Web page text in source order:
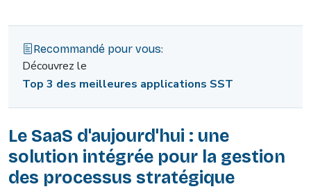
Recommandé pour vous:
Découvrez le
Top 3 des meilleures applications SST
Le SaaS d'aujourd'hui : une
solution intégrée pour la gestion
des processus stratégique